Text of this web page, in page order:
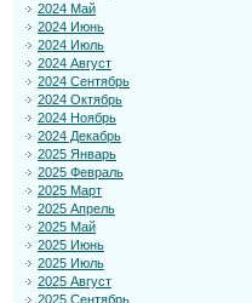
2024 Май
2024 Июнь
2024 Июль
2024 Август
2024 Сентябрь
2024 Октябрь
2024 Ноябрь
2024 Декабрь
2025 Январь
2025 Февраль
2025 Март
2025 Апрель
2025 Май
2025 Июнь
2025 Июль
2025 Август
2025 Сентябрь